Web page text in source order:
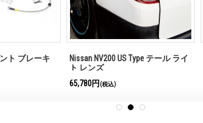
ト ブレーキ
Nissan NV200 US Type テール ライ
ト レンズ
65,780円 (税込)